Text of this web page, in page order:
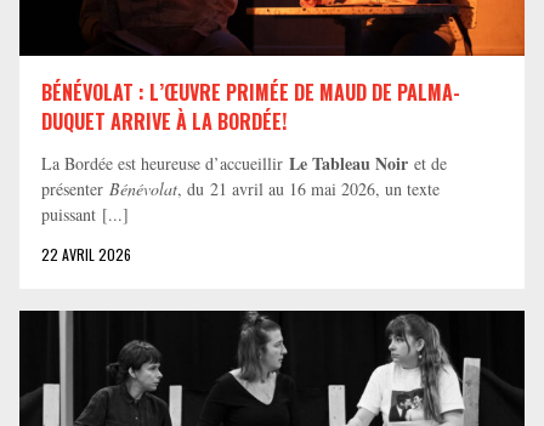
BÉNÉVOLAT : L’ŒUVRE PRIMÉE DE MAUD DE PALMA-
DUQUET ARRIVE À LA BORDÉE!
La Bordée est heureuse d’accueillir Le Tableau Noir et de
présenter Bénévolat, du 21 avril au 16 mai 2026, un texte
puissant [...]
22 AVRIL 2026